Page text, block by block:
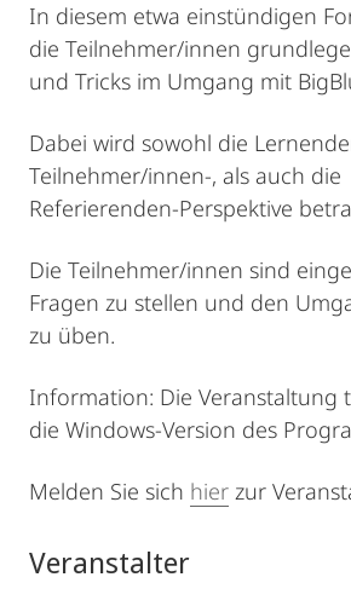
In diesem etwa einstündigen
die Teilnehmer/innen
und Tricks im Umgang mit
Dabei wird sowohl die
Teilnehmer/innen-, als auch die
Referierenden-Perspektive
Die Teilnehmer/innen sind
Fragen zu stellen und den
zu üben.
Information: Die Veranstaltung
die Windows-Version des
Melden Sie sich hier zur
Veranstalter